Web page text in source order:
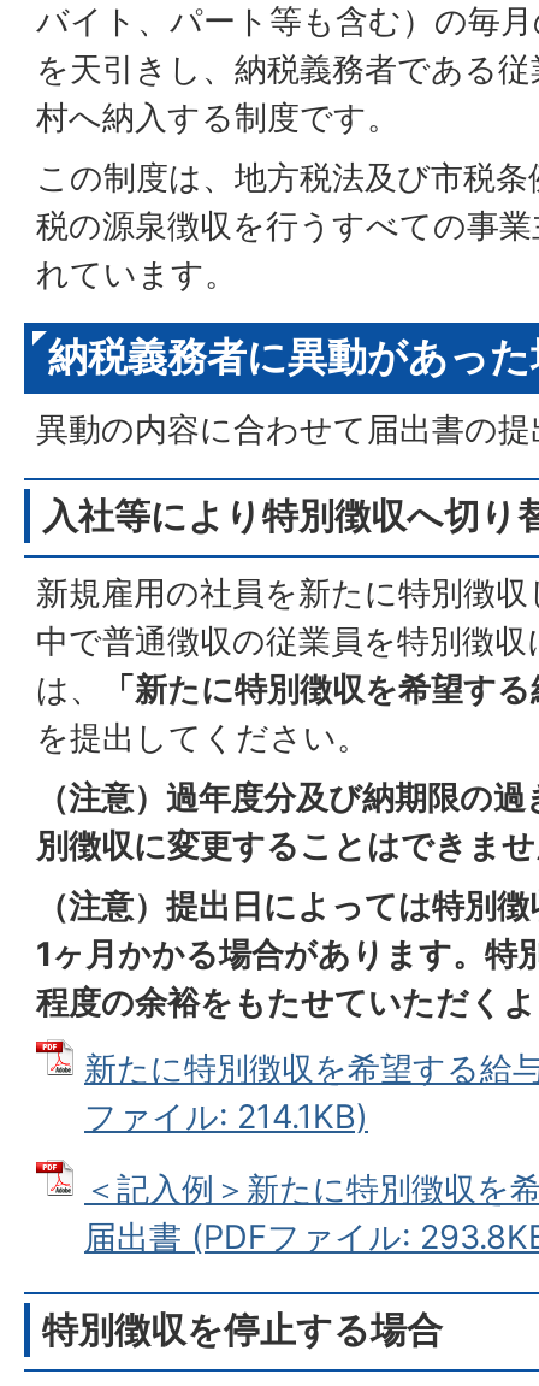
バイト、パート等も含む）の毎
を天引きし、納税義務者である
村へ納入する制度です。
この制度は、地方税法及び市税
税の源泉徴収を行うすべての事
れています。
納税義務者に異動があっ
異動の内容に合わせて届出書の
入社等により特別徴収へ切り
新規雇用の社員を新たに特別徴
中で普通徴収の従業員を特別徴
は、
「新たに特別徴収を希望す
を提出してください。
（注意）過年度分及び納期限の
別徴収に変更することはできま
（注意）提出日によっては特別
1ヶ月かかる場合があります。特
程度の余裕をもたせていただく
新たに特別徴収を希望する給
ファイル: 214.1KB)
＜記入例＞新たに特別徴収を
届出書 (PDFファイル:
特別徴収を停止する場合